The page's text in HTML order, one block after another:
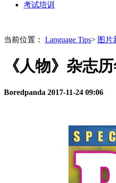
考试培训
当前位置： Language Tips> 图片
《人物》杂志
Boredpanda 2017-11-24 09:06